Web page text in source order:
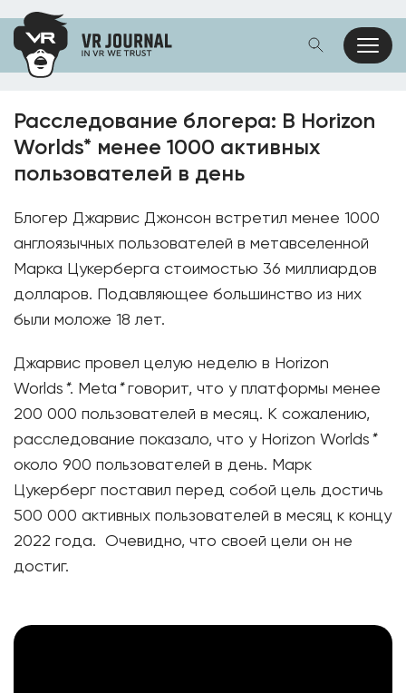
Расследование блогера: В Horizon
Worlds* менее 1000 активных
пользователей в день
Блогер Джарвис Джонсон встретил менее 1000
англоязычных пользователей в метавселенной
Марка Цукерберга стоимостью 36 миллиардов
долларов. Подавляющее большинство из них
были моложе 18 лет.
Джарвис провел целую неделю в Horizon
Worlds *. Meta *говорит, что у платформы менее
200 000 пользователей в месяц. К сожалению,
расследование показало, что у Horizon Worlds *
около 900 пользователей в день. Марк
Цукерберг поставил перед собой цель достичь
500 000 активных пользователей в месяц к концу
2022 года. Очевидно, что своей цели он не
достиг.